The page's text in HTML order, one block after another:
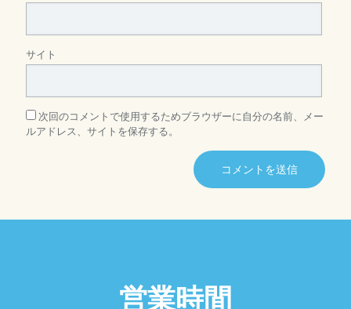
サイト
次回のコメントで使用するためブラウザーに自分の名前、メー
ルアドレス、サイトを保存する。
営業時間